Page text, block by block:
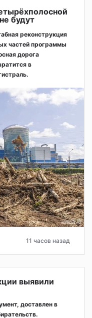
будут
реконструкция
частей программы
дорога
в
11 часов назад
выявили
доставлен в